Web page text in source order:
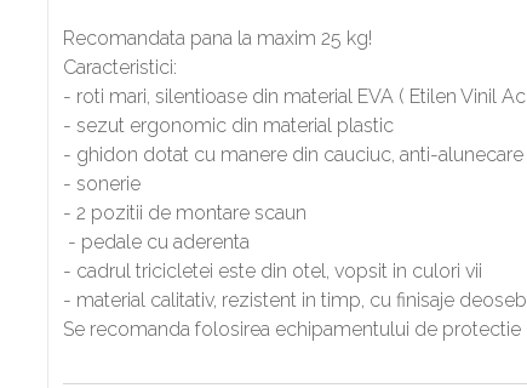
Recomandata pana la maxim 25 kg!
Caracteristici:
- roti mari, silentioase din material EVA ( Etilen Vinil
- sezut ergonomic din material plastic
- ghidon dotat cu manere din cauciuc, anti-alunecare
- sonerie
- 2 pozitii de montare scaun
- pedale cu aderenta
- cadrul tricicletei este din otel, vopsit in culori vii
- material calitativ, rezistent in timp, cu finisaje
Se recomanda folosirea echipamentului de